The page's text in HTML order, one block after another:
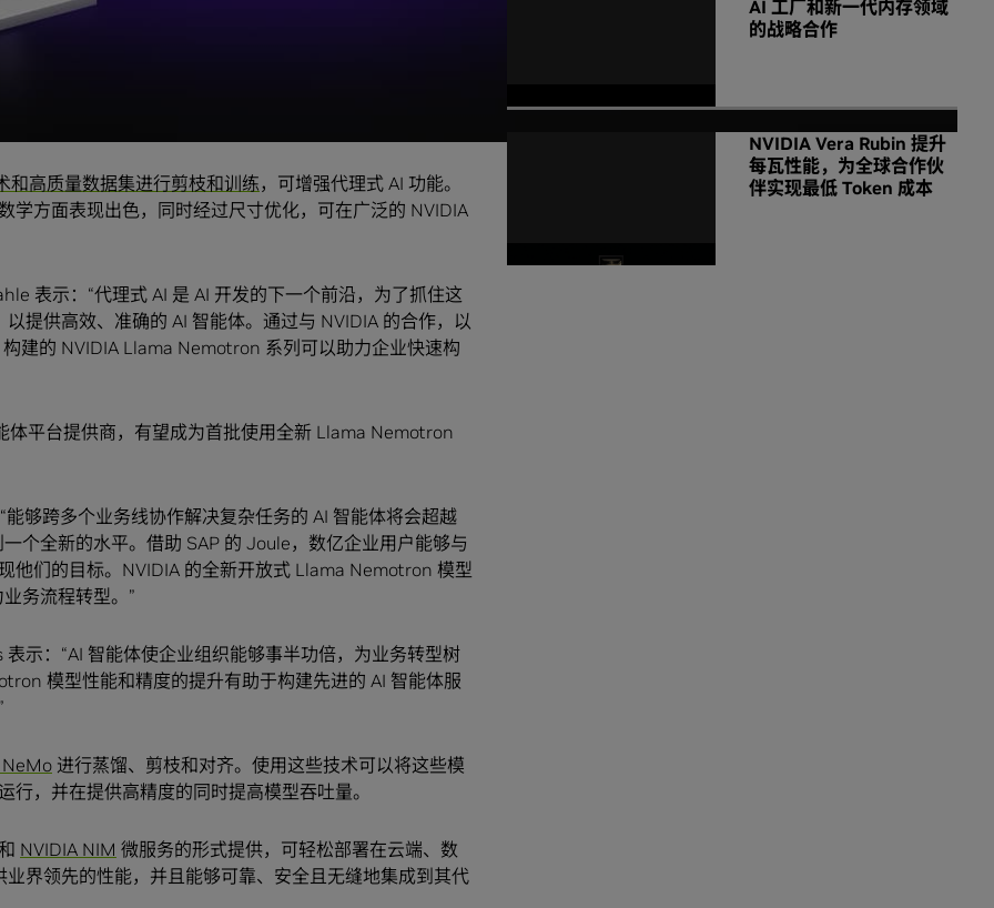
模型而构建，为 AI 智能体开发提供经过优化的基础模
和高质量数据集进行剪枝和训练，可增强代理式 AI 功能。
学方面表现出色，同时经过尺寸优化，可在广泛的 NVIDIA
表示：“代理式 AI 是 AI 开发的下一个前沿，为了抓住这
提供高效、准确的 AI 智能体。通过与 NVIDIA 的合作，以
建的 NVIDIA Llama Nemotron 系列可以助力企业快速构
体平台提供商，有望成为首批使用全新 Llama Nemotron
够跨多个业务线协作解决复杂任务的 AI 智能体将会超越
个全新的水平。借助 SAP 的 Joule，数亿企业用户能够与
他们的目标。NVIDIA 的全新开放式 Llama Nemotron 模型
务流程转型。”
示：“AI 智能体使企业组织能够事半功倍，为业务转型树
模型性能和精度的提升有助于构建先进的 AI 智能体服
NeMo 进行蒸馏、剪枝和对齐。使用这些技术可以将这些模
，并在提供高精度的同时提高模型吞吐量。
NVIDIA NIM 微服务的形式提供，可轻松部署在云端、数
界领先的性能，并且能够可靠、安全且无缝地集成到其代
AI 工厂和新一代内存领域
的战略合作
NVIDIA Vera Rubin 提升
每瓦性能，为全球合作伙
伴实现最低 Token 成本